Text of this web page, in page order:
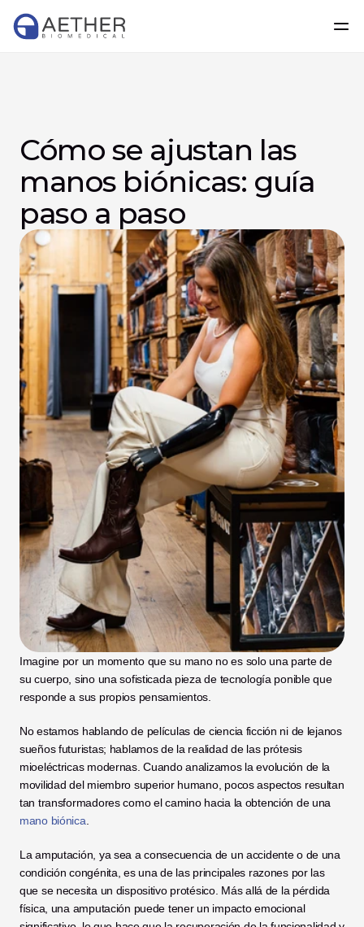
Cómo se ajustan las
manos biónicas: guía
paso a paso
Imagine por un momento que su mano no es solo una parte de
su cuerpo, sino una sofisticada pieza de tecnología ponible que
responde a sus propios pensamientos.
No estamos hablando de películas de ciencia ficción ni de lejanos
sueños futuristas; hablamos de la realidad de las prótesis
mioeléctricas modernas. Cuando analizamos la evolución de la
movilidad del miembro superior humano, pocos aspectos resultan
mano biónica
La amputación, ya sea a consecuencia de un accidente o de una
condición congénita, es una de las principales razones por las
que se necesita un dispositivo protésico. Más allá de la pérdida
física, una amputación puede tener un impacto emocional